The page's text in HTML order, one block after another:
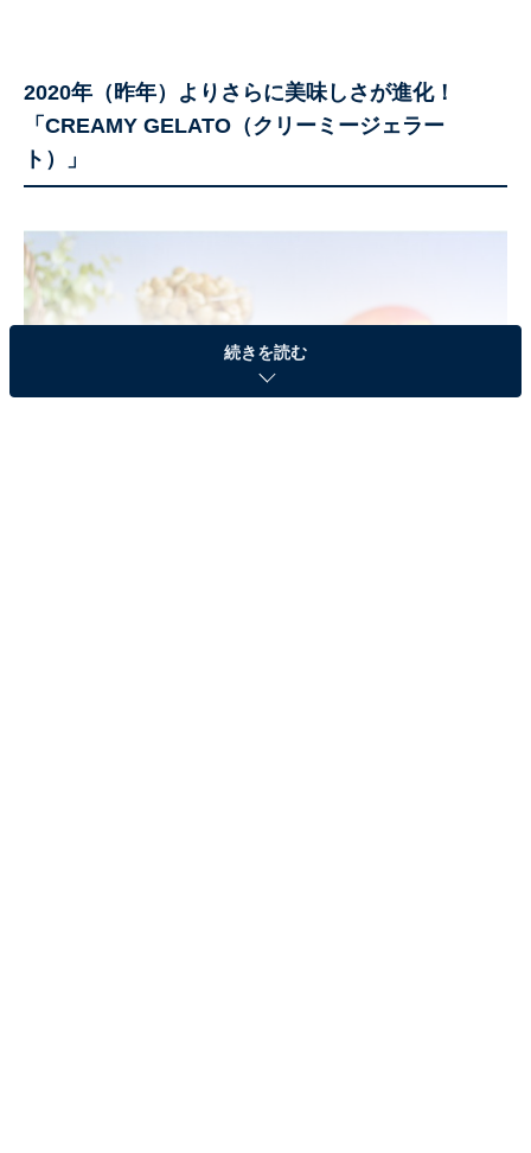
2020年（昨年）よりさらに美味しさが進化！
「CREAMY GELATO（クリーミージェラー
ト）」
続きを読む